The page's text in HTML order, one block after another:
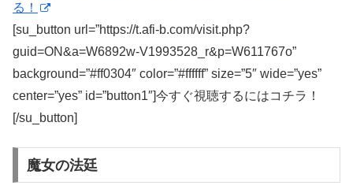
る！
[su_button url=”https://t.afi-b.com/visit.php?
guid=ON&a=W6892w-V1993528_r&p=W611767o”
background=”#ff0304″ color=”#ffffff” size=”5″ wide=”yes”
center=”yes” id=”button1″]今すぐ視聴するにはコチラ！
[/su_button]
魔女の法廷